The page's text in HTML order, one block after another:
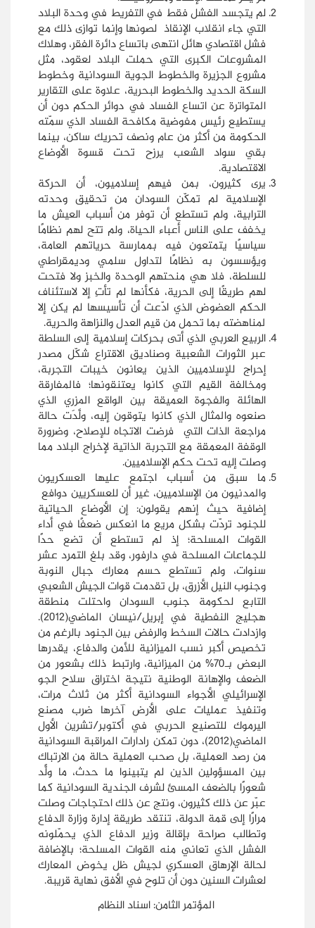
لم يتجسد الفشل فقط في التفريط في وحدة البلاد
التي جاء انقلاب الإنقاذ لصونها وإنما توازى ذلك مع
فشل اقتصادي هائل انتهى باتساع دائرة الفقر، وهلاك
المشروعات الكبرى التي حملت البلاد لعقود، مثل
مشروع الجزيرة والخطوط الجوية السودانية وخطوط
السكة الحديد والخطوط البحرية، علاوة على التقارير
المتواترة عن اتساع الفساد في دوائر الحكم دون أن
يستطيع رئيس مفوضية مكافحة الفساد الذي سمّته
الحكومة من أكثر من عام ونصف تحريك ساكن، بينما
بقي سواد الشعب يرزح تحت قسوة الأوضاع
الاقتصادية.
يرى كثيرون، بمن فيهم إسلاميون، أن الحركة
الإسلامية لم تمكّن السودان من تحقيق وحدته
الترابية، ولم تستطع أن توفر من أسباب العيش ما
يخفف على الناس أعباء الحياة، ولم تتح لهم نظامًا
سياسيًا يتمتعون فيه بممارسة حرياتهم العامة،
ويؤسسون به نظامًا لتداول سلمي وديمقراطي
للسلطة، فلا هي منحتهم الوحدة والخبز ولا فتحت
لهم طريقًا إلى الحرية، فكأنها لم تأتِ إلا لاستئناف
الحكم العضوض الذي ادّعت أن تأسيسها لم يكن إلا
لمناهضته بما تحمل من قيم العدل والنزاهة والحرية.
الربيع العربي الذي أتى بحركات إسلامية إلى السلطة
عبر الثورات الشعبية وصناديق الاقتراع شكّل مصدر
إحراج للإسلاميين الذين يعانون خيبات التجربة،
ومخالفة القيم التي كانوا يعتنقونها؛ فالمفارقة
الهائلة والفجوة العميقة بين الواقع المزري الذي
صنعوه والمثال الذي كانوا يتوقون إليه، ولَّدَت حالة
مراجعة الذات التي فرضت الاتجاه للإصلاح، وضرورة
الوقفة المعمقة مع التجربة الذاتية لإخراج البلاد مما
وصلت إليه تحت حكم الإسلاميين.
ما سبق من أسباب اجتمع عليها العسكريون
والمدنيون من الإسلاميين، غير أن للعسكريين دوافع
إضافية حيث إنهم يقولون: إن الأوضاع الحياتية
للجنود تردّت بشكل مريع ما انعكس ضعفًا في أداء
القوات المسلحة؛ إذ لم تستطع أن تضع حدًا
للجماعات المسلحة في دارفور، وقد بلغ التمرد عشر
سنوات، ولم تستطع حسم معارك جبال النوبة
وجنوب النيل الأزرق، بل تقدمت قوات الجيش الشعبي
التابع لحكومة جنوب السودان واحتلت منطقة
هجليج النفطية في إبريل/نيسان الماضي(2012).
وازدادت حالات السخط والرفض بين الجنود بالرغم من
تخصيص أكبر نسب الميزانية للأمن والدفاع، يقدرها
البعض بـ70% من الميزانية، وارتبط ذلك بشعور من
الضعف والإهانة الوطنية نتيجة اختراق سلاح الجو
الإسرائيلي الأجواء السودانية أكثر من ثلاث مرات،
وتنفيذ عمليات على الأرض آخرها ضرب مصنع
اليرموك للتصنيع الحربي في أكتوبر/تشرين الأول
الماضي(2012)، دون تمكن رادارات المراقبة السودانية
من رصد العملية، بل صحب العملية حالة من الارتباك
بين المسؤولين الذين لم يتبينوا ما حدث، ما ولًّد
شعورًا بالضعف المسئ لشرف الجندية السودانية كما
عبّر عن ذلك كثيرون، ونتج عن ذلك احتجاجات وصلت
مرارًا إلى قمة الدولة، تنتقد طريقة إدارة وزارة الدفاع
وتطالب صراحة بإقالة وزير الدفاع الذي يحمّلونه
الفشل الذي تعاني منه القوات المسلحة؛ بالإضافة
لحالة الإرهاق العسكري لجيش ظل يخوض المعارك
لعشرات السنين دون أن تلوح في الأفق نهاية قريبة.
المؤتمر الثامن: اسناد النظام